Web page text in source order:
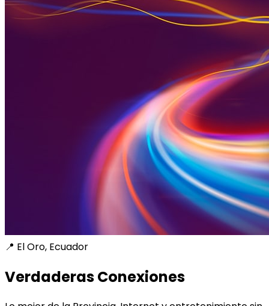
📍 El Oro, Ecuador
Verdaderas Conexiones